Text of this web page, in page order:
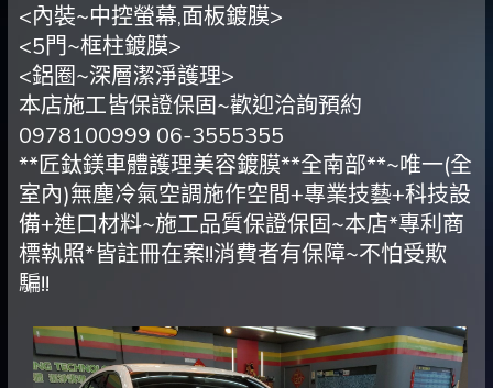
<內裝~中控螢幕,面板鍍膜>
<5門~框柱鍍膜>
<鋁圈~深層潔淨護理>
本店施工皆保證保固~歡迎洽詢預約
0978100999 06-3555355
**匠鈦鎂車體護理美容鍍膜**全南部**~唯一(全
室內)無塵冷氣空調施作空間+專業技藝+科技設
備+進口材料~施工品質保證保固~本店*專利商
標執照*皆註冊在案!!消費者有保障~不怕受欺
騙!!